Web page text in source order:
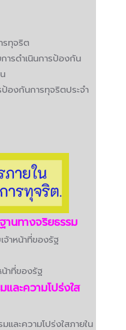
ทุจริต
ารดำเนินการป้องกัน
ป้องกันการทุจริตประจำ
านทางจริยธรรม
จ้าหน้าที่ของรัฐ
น้าที่ของรัฐ
ละความโปร่งใส
และความโปร่งใสภายใน